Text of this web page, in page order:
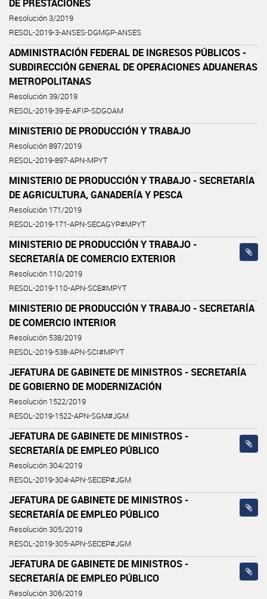
DE PRESTACIONES
Resolución 3/2019
RESOL-2019-3-ANSES-DGMGP-ANSES
ADMINISTRACIÓN FEDERAL DE INGRESOS PÚBLICOS -
SUBDIRECCIÓN GENERAL DE OPERACIONES ADUANERAS
METROPOLITANAS
Resolución 39/2019
RESOL-2019-39-E-AFIP-SDGOAM
MINISTERIO DE PRODUCCIÓN Y TRABAJO
Resolución 897/2019
RESOL-2019-897-APN-MPYT
MINISTERIO DE PRODUCCIÓN Y TRABAJO - SECRETARÍA
DE AGRICULTURA, GANADERÍA Y PESCA
Resolución 171/2019
RESOL-2019-171-APN-SECAGYP#MPYT
MINISTERIO DE PRODUCCIÓN Y TRABAJO -
SECRETARÍA DE COMERCIO EXTERIOR
Resolución 110/2019
RESOL-2019-110-APN-SCE#MPYT
MINISTERIO DE PRODUCCIÓN Y TRABAJO - SECRETARÍA
DE COMERCIO INTERIOR
Resolución 538/2019
RESOL-2019-538-APN-SCI#MPYT
JEFATURA DE GABINETE DE MINISTROS - SECRETARÍA
DE GOBIERNO DE MODERNIZACIÓN
Resolución 1522/2019
RESOL-2019-1522-APN-SGM#JGM
JEFATURA DE GABINETE DE MINISTROS -
SECRETARÍA DE EMPLEO PÚBLICO
Resolución 304/2019
RESOL-2019-304-APN-SECEP#JGM
JEFATURA DE GABINETE DE MINISTROS -
SECRETARÍA DE EMPLEO PÚBLICO
Resolución 305/2019
RESOL-2019-305-APN-SECEP#JGM
JEFATURA DE GABINETE DE MINISTROS -
SECRETARÍA DE EMPLEO PÚBLICO
Resolución 306/2019